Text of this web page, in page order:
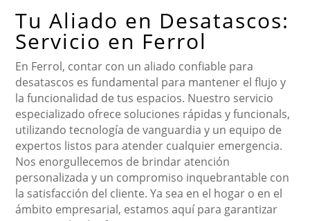
Tu Aliado en Desatascos:
Servicio en Ferrol
En Ferrol, contar con un aliado confiable para
desatascos es fundamental para mantener el flujo y
la funcionalidad de tus espacios. Nuestro servicio
especializado ofrece soluciones rápidas y funcionals,
utilizando tecnología de vanguardia y un equipo de
expertos listos para atender cualquier emergencia.
Nos enorgullecemos de brindar atención
personalizada y un compromiso inquebrantable con
la satisfacción del cliente. Ya sea en el hogar o en el
ámbito empresarial, estamos aquí para garantizar